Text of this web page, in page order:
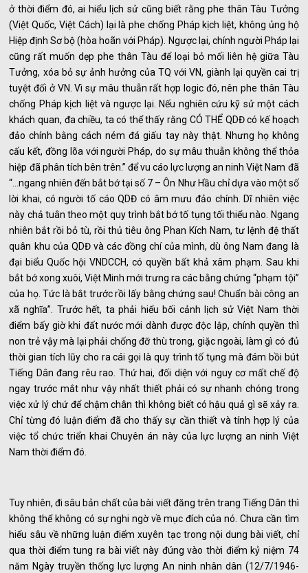
ở thời điểm đó, ai hiểu lịch sử cũng biết rằng phe thân Tàu Tưởng
(Việt Quốc, Việt Cách) lại là phe chống Pháp kịch liệt, không ủng hộ
Hiệp định Sơ bộ (hòa hoãn với Pháp). Ngược lại, chính người Pháp lại
cũng rất muốn dẹp phe thân Tàu để loại bỏ mối liên hệ giữa Tàu
Tưởng, xóa bỏ sự ảnh hưởng của TQ với VN, giành lại quyền cai trị
tuyệt đối ở VN. Vì sự mâu thuẫn rất hợp logic đó, nên phe thân Tàu
chống Pháp kịch liệt và ngược lại. Nếu nghiên cứu kỹ sử một cách
khách quan, đa chiều, ta có thể thấy rằng CÓ THỂ QDĐ có kế hoạch
đảo chính bằng cách ném đá giấu tay này thật. Nhưng họ không
cấu kết, đồng lõa với người Pháp, do sự mâu thuẫn không thể thỏa
hiệp đã phân tích bên trên.” để vu cáo lực lượng an ninh Việt Nam đã
“…ngang nhiên đến bắt bớ tại số 7 – Ôn Như Hầu chỉ dựa vào một số
lời khai, có người tố cáo QDĐ có âm mưu đảo chính. Dĩ nhiên việc
này chả tuân theo một quy trình bắt bớ tố tụng tối thiểu nào. Ngang
nhiên bắt rồi bỏ tù, rồi thủ tiêu ông Phan Kích Nam, tư lệnh đệ thất
quân khu của QDĐ và các đồng chí của mình, dù ông Nam đang là
đại biểu Quốc hội VNDCCH, có quyền bất khả xâm phạm. Sau khi
bắt bớ xong xuôi, Việt Minh mới trưng ra các bằng chứng “phạm tội”
của họ. Tức là bắt trước rồi lấy bằng chứng sau! Chuẩn bài công an
xã nghĩa”. Trước hết, ta phải hiểu bối cảnh lịch sử Việt Nam thời
điểm bấy giờ khi đất nước mới dành được độc lập, chính quyền thì
non trẻ vậy mà lại phải chống đỡ thù trong, giặc ngoài, làm gì có đủ
thời gian tích lũy cho ra cái gọi là quy trình tố tụng mà đám bồi bút
Tiếng Dân đang rêu rao. Thứ hai, đối diện với nguy cơ mất chế độ
ngay trước mắt như vậy nhất thiết phải có sự nhanh chóng trong
việc xử lý chứ để chậm chân thì không biết có hậu quả gì sẽ xảy ra.
Chỉ từng đó luận điểm đã cho thấy sự cần thiết và tính hợp lý của
việc tổ chức triển khai Chuyên án này của lực lượng an ninh Việt
Nam thời điểm đó.
Tuy nhiên, đi sâu bản chất của bài viết đăng trên trang Tiếng Dân thì
không thể không có sự nghi ngờ về mục đích của nó. Chưa cần tìm
hiểu sâu về những luận điểm xuyên tạc trong nội dung bài viết, chỉ
qua thời điểm tung ra bài viết này đúng vào thời điểm kỷ niệm 74
năm Ngày truyền thống lực lượng An ninh nhân dân (12/7/1946-